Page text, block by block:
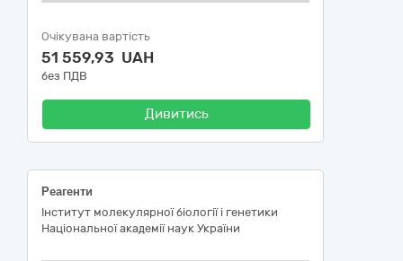
Очікувана вартість
51 559,93 UAH
без ПДВ
Дивитись
Реагенти
Інститут молекулярної біології і генетики
Національної академії наук України